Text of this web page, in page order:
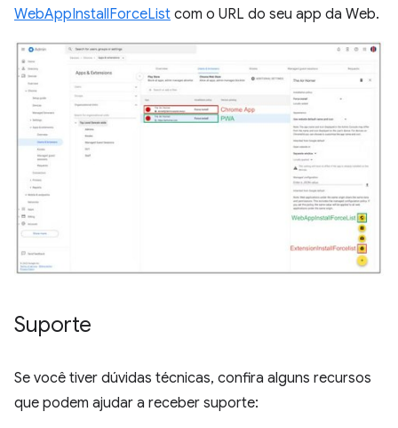
WebAppInstallForceList com o URL do seu app da Web.
Suporte
Se você tiver dúvidas técnicas, confira alguns recursos
que podem ajudar a receber suporte: